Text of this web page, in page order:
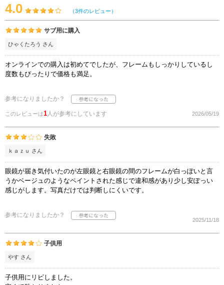
4.0 （3件のレビュー）
サブ用に購入
ひゃくたろう さん
オンラインでの購入は初めてでしたが、フレームもしっかりしているし
度数もぴったりで価格も満足。
参考になりましたか？
このレビューは1人が参考にしています 2026/05/19
失敗
ｋａｚｕ さん
眼鏡が届き気付いたのが左眼鏡と右眼鏡の間のフレームが白っぽいと言
うかベージュのようなペイントされた感じで違和感があり少し安ぽっい
感じがします。写真だけでは判断しにくいです。
参考になりましたか？
2025/11/18
子供用
やす さん
子供用にリピしました。